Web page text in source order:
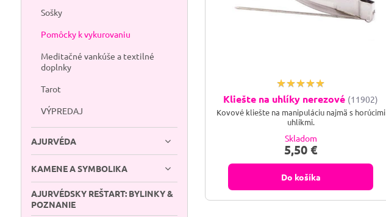
Kliešte na uhlíky nerezové (11902)
Kovové kliešte na manipuláciu najmä s horúcimi
uhlíkmi.
Skladom
5,50 €
Do košíka
Sošky
Pomôcky k vykurovaniu
Meditačné vankúše a textilné
doplnky
Tarot
VÝPREDAJ
AJURVÉDA
KAMENE A SYMBOLIKA
AJURVÉDSKY REŠTART: BYLINKY &
POZNANIE